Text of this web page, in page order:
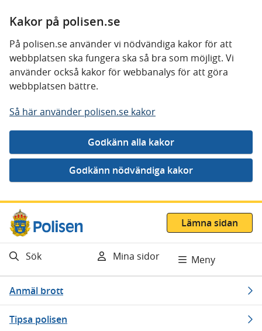
Kakor på polisen.se
På polisen.se använder vi nödvändiga kakor för att
webbplatsen ska fungera ska så bra som möjligt. Vi
använder också kakor för webbanalys för att göra
webbplatsen bättre.
Så här använder polisen.se kakor
Gå direkt till innehåll
Lämna sidan
Sök Mina sidor Meny
Anmäl brott
Tipsa polisen